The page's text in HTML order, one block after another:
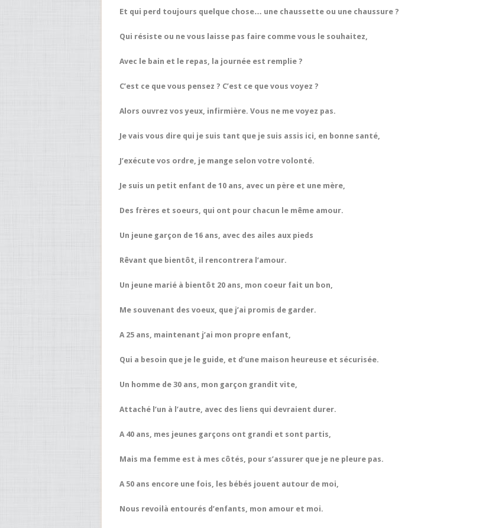
Et qui perd toujours quelque chose… une chaussette ou une chaussure ?
Qui résiste ou ne vous laisse pas faire comme vous le souhaitez,
Avec le bain et le repas, la journée est remplie ?
C’est ce que vous pensez ? C’est ce que vous voyez ?
Alors ouvrez vos yeux, infirmière. Vous ne me voyez pas.
Je vais vous dire qui je suis tant que je suis assis ici, en bonne santé,
J’exécute vos ordre, je mange selon votre volonté.
Je suis un petit enfant de 10 ans, avec un père et une mère,
Des frères et soeurs, qui ont pour chacun le même amour.
Un jeune garçon de 16 ans, avec des ailes aux pieds
Rêvant que bientôt, il rencontrera l’amour.
Un jeune marié à bientôt 20 ans, mon coeur fait un bon,
Me souvenant des voeux, que j’ai promis de garder.
A 25 ans, maintenant j’ai mon propre enfant,
Qui a besoin que je le guide, et d’une maison heureuse et sécurisée.
Un homme de 30 ans, mon garçon grandit vite,
Attaché l’un à l’autre, avec des liens qui devraient durer.
A 40 ans, mes jeunes garçons ont grandi et sont partis,
Mais ma femme est à mes côtés, pour s’assurer que je ne pleure pas.
A 50 ans encore une fois, les bébés jouent autour de moi,
Nous revoilà entourés d’enfants, mon amour et moi.